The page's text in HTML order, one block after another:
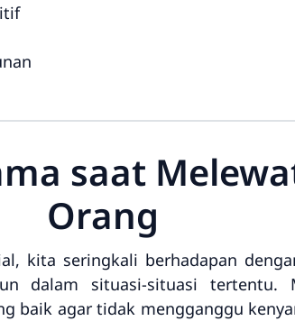
saat
Orang
kita seringkali berhadapan
dalam situasi-situasi tertentu.
baik agar tidak mengganggu